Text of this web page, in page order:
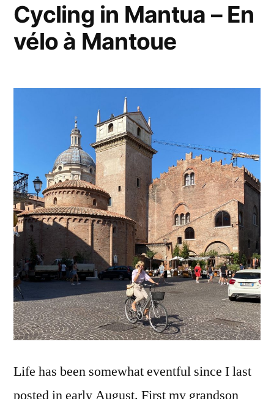
Cycling in Mantua – En
vélo à Mantoue
Life has been somewhat eventful since I last
posted in early August. First my grandson